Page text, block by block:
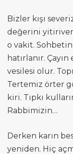
Bizler kışı
değerini
o vakit.
hatırlanır.
vesilesi olur.
Tertemiz örter
kiri. Tıpkı
Rabbimizin…
Derken karın
yeniden. Hiç